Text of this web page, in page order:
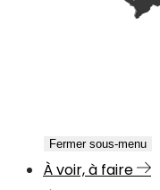
Fermer sous-menu
À voir, à faire